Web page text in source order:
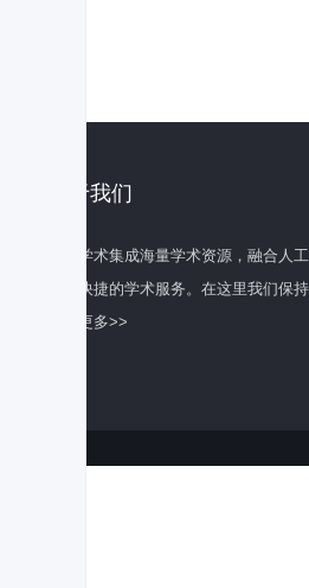
关于我们
百度学术集成海量学术资源，融合人
全面快捷的学术服务。在这里我们保
了解更多>>